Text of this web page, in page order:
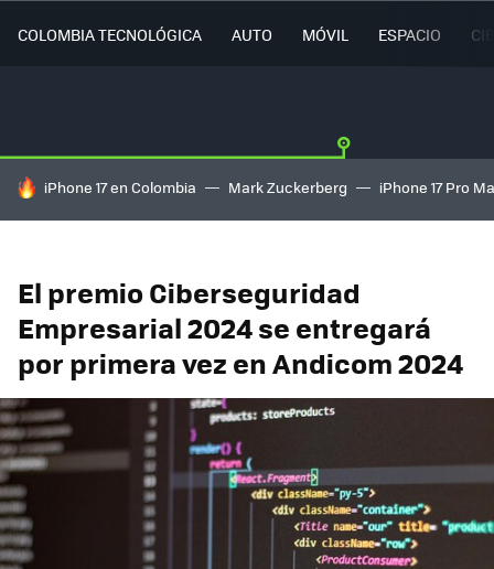
COLOMBIA TECNOLÓGICA AUTO MÓVIL ESPACIO
HOY SE HABLA DE
iPhone 17 en Colombia Mark Zuckerberg iPhone 17 Pro
El premio Ciberseguridad
Empresarial 2024 se entregará
por primera vez en Andicom 2024